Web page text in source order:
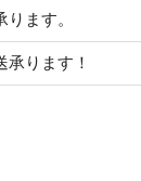
ます。
承ります！